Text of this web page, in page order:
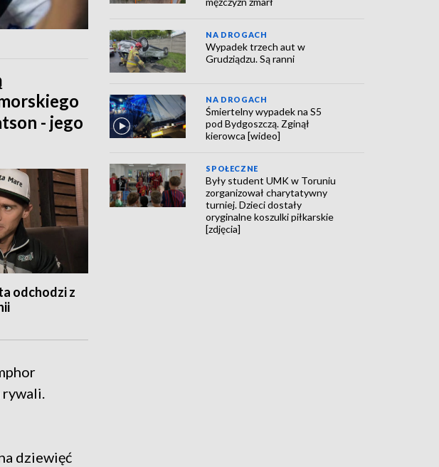
- jego
odchodzi z
rywali.
dziewięć
NA DROGACH
Wypadek trzech aut w
Grudziądzu. Są ranni
NA DROGACH
Śmiertelny wypadek na S5
pod Bydgoszczą. Zginął
kierowca [wideo]
SPOŁECZNE
Były student UMK w Toruniu
zorganizował charytatywny
turniej. Dzieci dostały
oryginalne koszulki piłkarskie
[zdjęcia]